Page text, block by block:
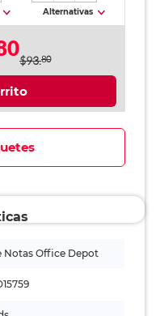
Alternativas
$93.80
Notas Office Depot